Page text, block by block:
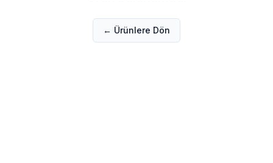
← Ürünlere Dön